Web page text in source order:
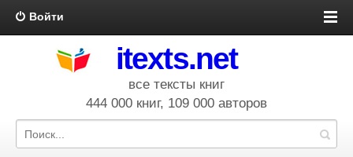
Войти
itexts.net
все тексты книг
444 000 книг, 109 000 авторов